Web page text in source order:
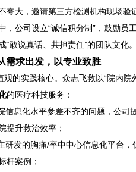
夸大，邀请第三方检测机构现场
，公司设立“诚信积分制”，鼓励员
敢说真话、共担责任”的团队文化。
需求出发，以专业致胜
观的实践核心。众志飞救以“院内
的医疗科技服务：
信息化水平参差不齐的问题，公司
提升救治效率；
研发的胸痛/卒中中心信息化平台
杆案例；